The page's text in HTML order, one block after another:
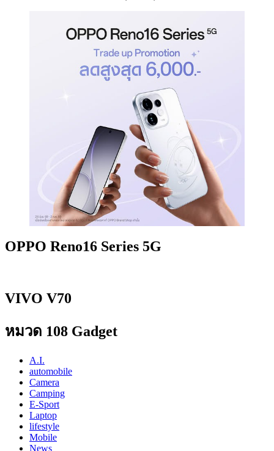
OPPO Reno16 Series 5G
VIVO V70
หมวด 108 Gadget
A.I.
automobile
Camera
Camping
E-Sport
Laptop
lifestyle
Mobile
News